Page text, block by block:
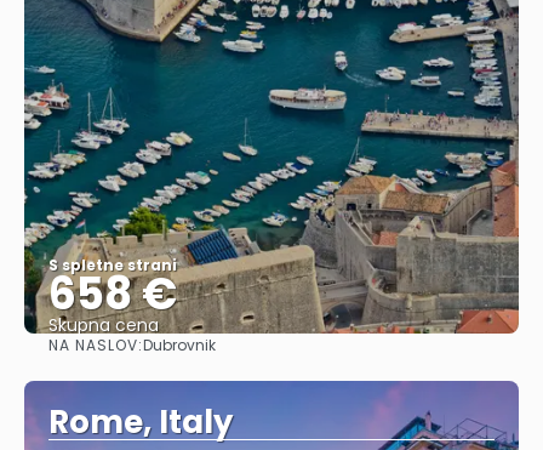
S spletne strani
658 €
Skupna cena
NA NASLOV:Dubrovnik
Rome, Italy